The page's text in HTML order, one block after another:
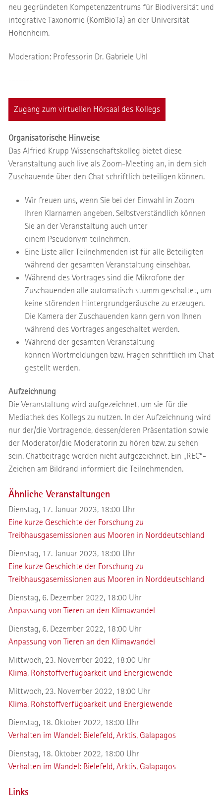
neu gegründeten Kompetenzzentrums für Biodiversität und
integrative Taxonomie (KomBioTa) an der Universität
Hohenheim.
Moderation: Professorin Dr. Gabriele Uhl
-------
Zugang zum virtuellen Hörsaal des Kollegs
Organisatorische Hinweise
Das Alfried Krupp Wissenschaftskolleg bietet diese
Veranstaltung auch live als Zoom-Meeting an, in dem sich
Zuschauende über den Chat schriftlich beteiligen können.
Wir freuen uns, wenn Sie bei der Einwahl in Zoom
Ihren Klarnamen angeben. Selbstverständlich können
Sie an der Veranstaltung auch unter
einem Pseudonym teilnehmen.
Eine Liste aller Teilnehmenden ist für alle Beteiligten
während der gesamten Veranstaltung einsehbar.
Während des Vortrages sind die Mikrofone der
Zuschauenden alle automatisch stumm geschaltet, um
keine störenden Hintergrundgeräusche zu erzeugen.
Die Kamera der Zuschauenden kann gern von Ihnen
während des Vortrages angeschaltet werden.
Während der gesamten Veranstaltung
können Wortmeldungen bzw. Fragen schriftlich im Chat
gestellt werden.
Aufzeichnung
Die Veranstaltung wird aufgezeichnet, um sie für die
Mediathek des Kollegs zu nutzen. In der Aufzeichnung wird
nur der/die Vortragende, dessen/deren Präsentation sowie
der Moderator/die Moderatorin zu hören bzw. zu sehen
sein. Chatbeiträge werden nicht aufgezeichnet. Ein „REC“-
Zeichen am Bildrand informiert die Teilnehmenden.
Ähnliche Veranstaltungen
Dienstag, 17. Januar 2023, 18:00 Uhr
Eine kurze Geschichte der Forschung zu
Treibhausgasemissionen aus Mooren in Norddeutschland
Dienstag, 17. Januar 2023, 18:00 Uhr
Eine kurze Geschichte der Forschung zu
Treibhausgasemissionen aus Mooren in Norddeutschland
Dienstag, 6. Dezember 2022, 18:00 Uhr
Anpassung von Tieren an den Klimawandel
Dienstag, 6. Dezember 2022, 18:00 Uhr
Anpassung von Tieren an den Klimawandel
Mittwoch, 23. November 2022, 18:00 Uhr
Klima, Rohstoffverfügbarkeit und Energiewende
Mittwoch, 23. November 2022, 18:00 Uhr
Klima, Rohstoffverfügbarkeit und Energiewende
Dienstag, 18. Oktober 2022, 18:00 Uhr
Verhalten im Wandel: Bielefeld, Arktis, Galapagos
Dienstag, 18. Oktober 2022, 18:00 Uhr
Verhalten im Wandel: Bielefeld, Arktis, Galapagos
Links